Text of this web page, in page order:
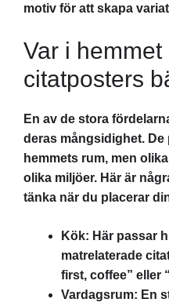
motiv för att skapa
Var i hemmet
citatposters
En av de stora
deras mångsidighet.
hemmets rum, men
olika miljöer. Här är
tänka när du placerar
Kök: Här passar
matrelaterade
first, coffee” eller
Vardagsrum: En